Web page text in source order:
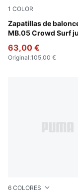
1 COLOR
Zapatillas de
MB.05 Crowd Surf
PUMA Red-
63,00 €
Original:105,00 €
6 COLORES